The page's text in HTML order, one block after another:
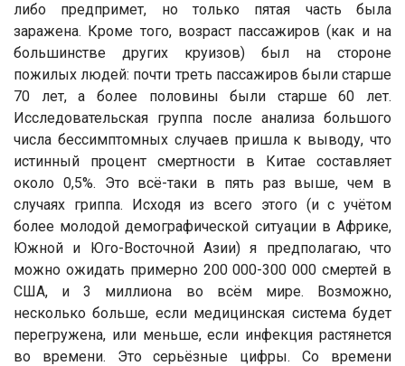
либо предпримет, но только пятая часть была
заражена. Кроме того, возраст пассажиров (как и на
большинстве других круизов) был на стороне
пожилых людей: почти треть пассажиров были старше
70 лет, а более половины были старше 60 лет.
Исследовательская группа после анализа большого
числа бессимптомных случаев пришла к выводу, что
истинный процент смертности в Китае составляет
около 0,5%. Это всё-таки в пять раз выше, чем в
случаях гриппа. Исходя из всего этого (и с учётом
более молодой демографической ситуации в Африке,
Южной и Юго-Восточной Азии) я предполагаю, что
можно ожидать примерно 200 000-300 000 смертей в
США, и 3 миллиона во всём мире. Возможно,
несколько больше, если медицинская система будет
перегружена, или меньше, если инфекция растянется
во времени. Это серьёзные цифры. Со времени